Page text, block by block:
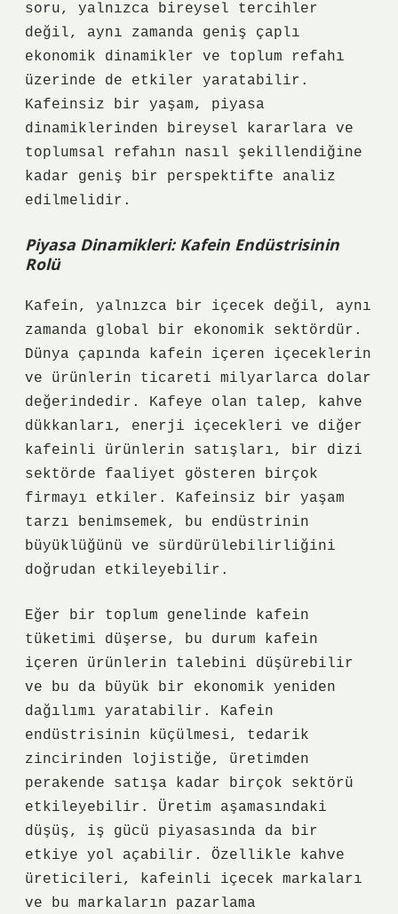
soru, yalnızca bireysel tercihler
değil, aynı zamanda geniş çaplı
ekonomik dinamikler ve toplum refahı
üzerinde de etkiler yaratabilir.
Kafeinsiz bir yaşam, piyasa
dinamiklerinden bireysel kararlara ve
toplumsal refahın nasıl şekillendiğine
kadar geniş bir perspektifte analiz
edilmelidir.
Piyasa Dinamikleri: Kafein Endüstrisinin
Rolü
Kafein, yalnızca bir içecek değil, aynı
zamanda global bir ekonomik sektördür.
Dünya çapında kafein içeren içeceklerin
ve ürünlerin ticareti milyarlarca dolar
değerindedir. Kafeye olan talep, kahve
dükkanları, enerji içecekleri ve diğer
kafeinli ürünlerin satışları, bir dizi
sektörde faaliyet gösteren birçok
firmayı etkiler. Kafeinsiz bir yaşam
tarzı benimsemek, bu endüstrinin
büyüklüğünü ve sürdürülebilirliğini
doğrudan etkileyebilir.
Eğer bir toplum genelinde kafein
tüketimi düşerse, bu durum kafein
içeren ürünlerin talebini düşürebilir
ve bu da büyük bir ekonomik yeniden
dağılımı yaratabilir. Kafein
endüstrisinin küçülmesi, tedarik
zincirinden lojistiğe, üretimden
perakende satışa kadar birçok sektörü
etkileyebilir. Üretim aşamasındaki
düşüş, iş gücü piyasasında da bir
etkiye yol açabilir. Özellikle kahve
üreticileri, kafeinli içecek markaları
ve bu markaların pazarlama